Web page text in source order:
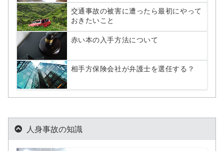
交通事故の被害に遭ったら最初にやって
おきたいこと
赤い本の入手方法について
相手方保険会社が弁護士を選任する？
人身事故の知識